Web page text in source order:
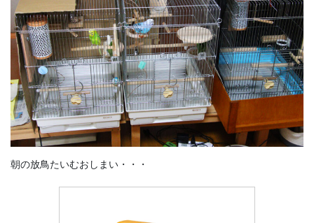
朝の放鳥たいむおしまい・・・